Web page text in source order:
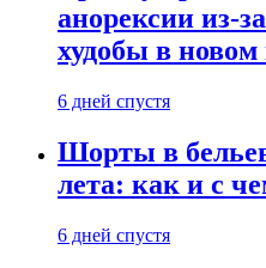
анорексии из-
худобы в
6 дней спустя
Шорты в
лета: как и с
6 дней спустя